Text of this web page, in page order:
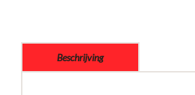
Beschrijving